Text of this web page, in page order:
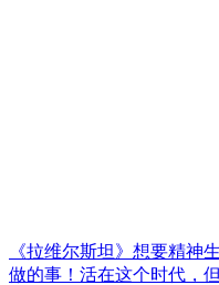
《拉维尔斯坦》想要精神
做的事！活在这个时代，